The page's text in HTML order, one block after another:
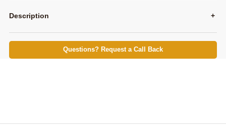
Description +
Questions? Request a Call Back